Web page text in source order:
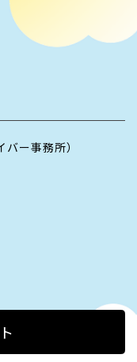
ー事務所）